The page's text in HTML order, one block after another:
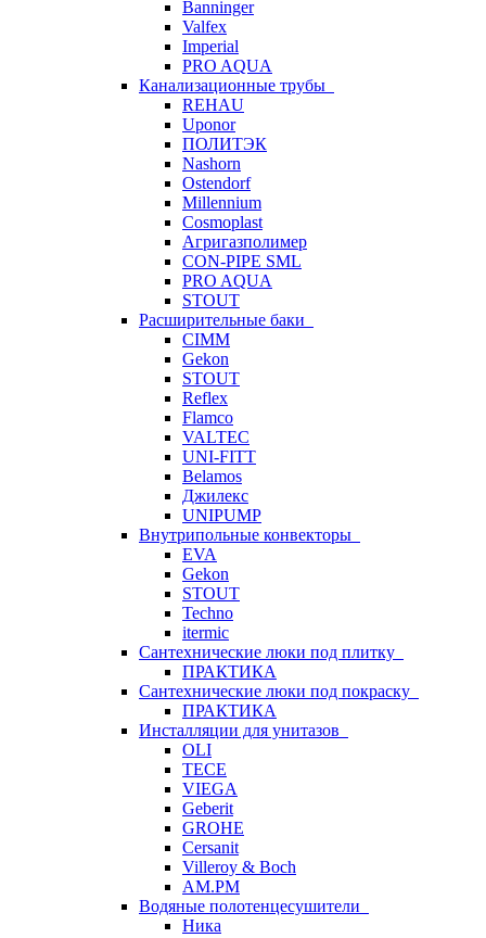
Banninger
Valfex
Imperial
PRO AQUA
Канализационные трубы
REHAU
Uponor
ПОЛИТЭК
Nashorn
Ostendorf
Millennium
Cosmoplast
Агригазполимер
CON-PIPE SML
PRO AQUA
STOUT
Расширительные баки
CIMM
Gekon
STOUT
Reflex
Flamco
VALTEC
UNI-FITT
Belamos
Джилекс
UNIPUMP
Внутрипольные конвекторы
EVA
Gekon
STOUT
Techno
itermic
Сантехнические люки под плитку
ПРАКТИКА
Сантехнические люки под покраску
ПРАКТИКА
Инсталляции для унитазов
OLI
TECE
VIEGA
Geberit
GROHE
Cersanit
Villeroy & Boch
AM.PM
Водяные полотенцесушители
Ника